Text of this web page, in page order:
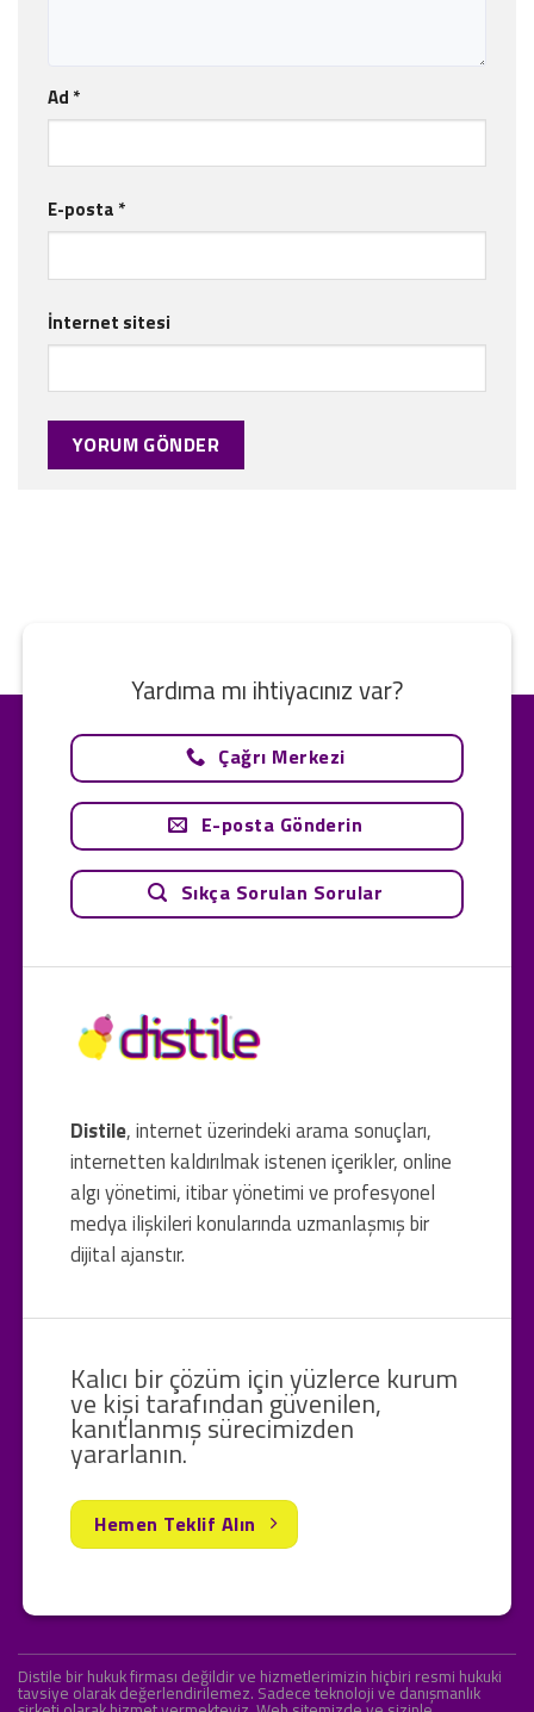
Ad *
E-posta *
İnternet sitesi
Distile, internet üzerindeki arama sonuçları,
internetten kaldırılmak istenen içerikler, online
algı yönetimi, itibar yönetimi ve profesyonel
medya ilişkileri konularında uzmanlaşmış bir
dijital ajanstır.
Yardıma mı ihtiyacınız var?
Çağrı Merkezi
E-posta Gönderin
Sıkça Sorulan Sorular
Kalıcı bir çözüm için yüzlerce kurum
ve kişi tarafından güvenilen,
kanıtlanmış sürecimizden
yararlanın.
Hemen Teklif Alın
Distile bir hukuk firması değildir ve hizmetlerimizin hiçbiri resmi hukuki
tavsiye olarak değerlendirilemez. Sadece teknoloji ve danışmanlık